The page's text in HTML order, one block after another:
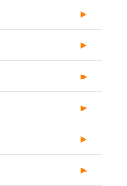
►
►
►
►
►
►